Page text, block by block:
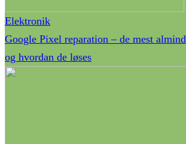
Elektronik
Google Pixel reparation – de mest
og hvordan de løses